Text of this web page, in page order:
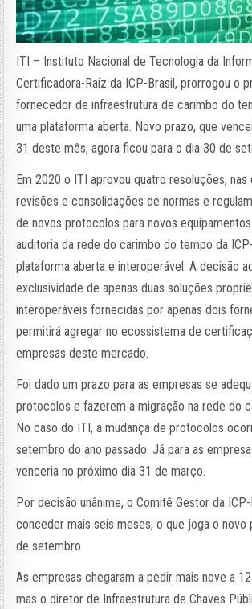
ITI – Instituto Nacional de Tecnologia da
Certificadora-Raiz da ICP-Brasil, prorrogou o
fornecedor de infraestrutura de carimbo do
uma plataforma aberta. Novo prazo, que
31 deste mês, agora ficou para o dia 30 de
Em 2020 o ITI aprovou quatro resoluções,
revisões e consolidações de normas e
de novos protocolos para novos
auditoria da rede do carimbo do tempo da
plataforma aberta e interoperável. A decisão
exclusividade de apenas duas soluções
interoperáveis fornecidas por apenas dois
permitirá agregar no ecossistema de
empresas deste mercado.
Foi dado um prazo para as empresas se
protocolos e fazerem a migração na rede do
No caso do ITI, a mudança de protocolos
setembro do ano passado. Já para as
venceria no próximo dia 31 de março.
Por decisão unânime, o Comitê Gestor da
conceder mais seis meses, o que joga o novo
de setembro.
As empresas chegaram a pedir mais nove a
mas o diretor de Infraestrutura de Chaves